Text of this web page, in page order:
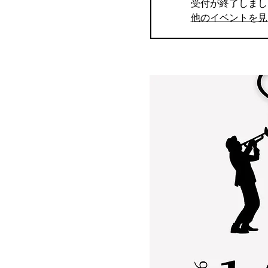
受付が終了しま
他のイベントを